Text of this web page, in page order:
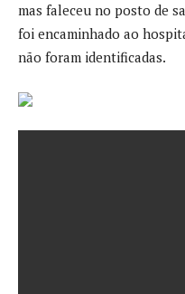
mas faleceu no posto de
foi encaminhado ao
não foram identificadas.